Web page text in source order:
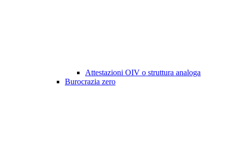
Attestazioni OIV o struttura analoga
Burocrazia zero